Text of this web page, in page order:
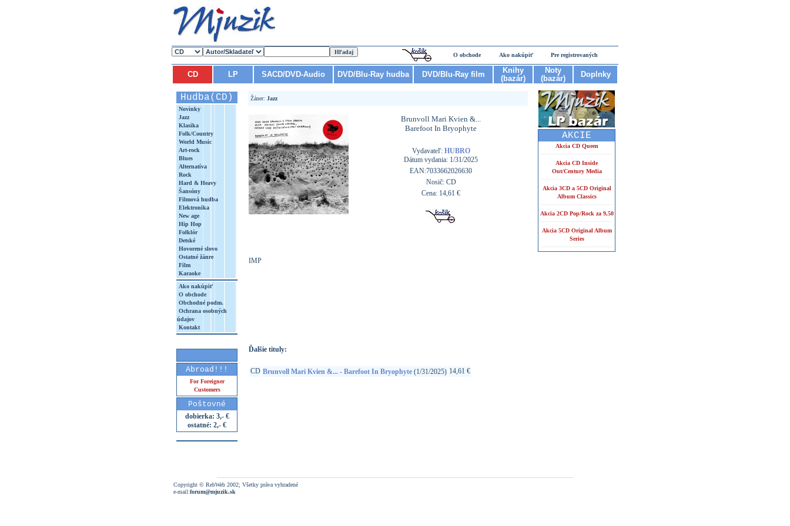
O obchode Ako nakúpiť Pre registrovaných
CD LP SACD/DVD-Audio DVD/Blu-Ray hudba DVD/Blu-Ray film
Knihy
(bazár)
Noty
(bazár)
Doplnky
Hudba(CD)
Novinky
Jazz
Klasika
Folk/Country
World Music
Art-rock
Blues
Alternatíva
Rock
Hard & Heavy
Šansóny
Filmová hudba
Elektronika
New age
Hip Hop
Folklór
Detské
Hovorené slovo
Ostatné žánre
Film
Karaoke
Ako nakúpiť
O obchode
Obchodné podm.
Ochrana osobných
údajov
Kontakt
Abroad!!!
For Foreigner
Customers
Poštovné
dobierka: 3,- €
ostatné: 2,- €
Žáner: Jazz
Brunvoll Mari Kvien &...
Barefoot In Bryophyte
Vydavateľ: HUBRO
Dátum vydania: 1/31/2025
EAN:7033662026630
Nosič: CD
Cena: 14,61 €
IMP
Ďalšie tituly:
CD Brunvoll Mari Kvien &... - Barefoot In Bryophyte (1/31/2025) 14,61 €
AKCIE
Akcia CD Queen
Akcia CD Inside
Out/Century Media
Akcia 3CD a 5CD Original
Album Classics
Akcia 2CD Pop/Rock za 9,50
Akcia 5CD Original Album
Series
Copyright © RebWeb 2002; Všetky práva vyhradené
e-mail:forum@mjuzik.sk